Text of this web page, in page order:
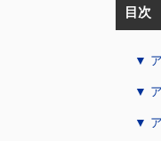
目次
▼
▼
▼